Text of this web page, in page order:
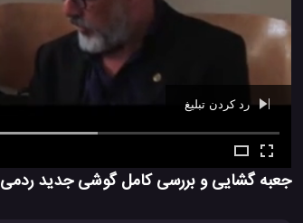
رد کردن تبلیغ
Ad - 00:39
جعبه گشایی و بررسی کامل گوشی جدید ردمی 10 پرایم شیائومی